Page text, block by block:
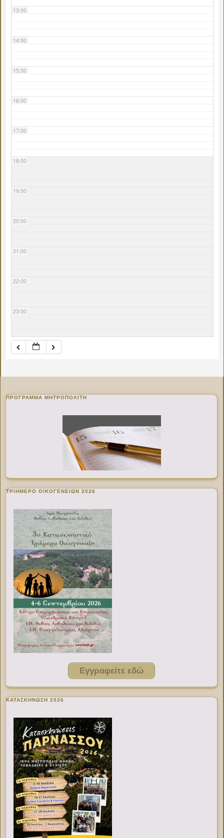
13:00
14:00
15:00
16:00
17:00
18:00
19:00
20:00
21:00
22:00
23:00
ΠΡΌΓΡΑΜΜΑ ΜΗΤΡΟΠΟΛΊΤΗ
ΤΡΙΗΜΕΡΟ ΟΙΚΟΓΕΝΕΙΩΝ 2026
Εγγραφείτε εδώ
ΚΑΤΑΣΚΗΝΩΣΗ 2026